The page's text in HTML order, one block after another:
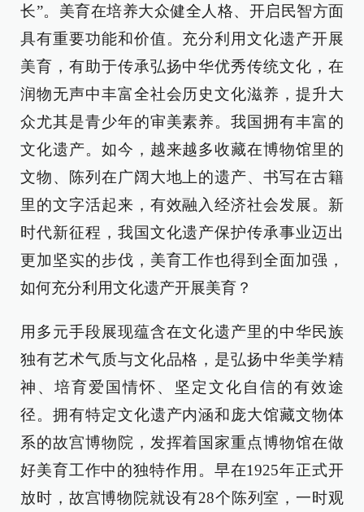
长”。美育在培养大众健全人格、开启民智方面
具有重要功能和价值。充分利用文化遗产开展
美育，有助于传承弘扬中华优秀传统文化，在
润物无声中丰富全社会历史文化滋养，提升大
众尤其是青少年的审美素养。我国拥有丰富的
文化遗产。如今，越来越多收藏在博物馆里的
文物、陈列在广阔大地上的遗产、书写在古籍
里的文字活起来，有效融入经济社会发展。新
时代新征程，我国文化遗产保护传承事业迈出
更加坚实的步伐，美育工作也得到全面加强，
如何充分利用文化遗产开展美育？
用多元手段展现蕴含在文化遗产里的中华民族
独有艺术气质与文化品格，是弘扬中华美学精
神、培育爱国情怀、坚定文化自信的有效途
径。拥有特定文化遗产内涵和庞大馆藏文物体
系的故宫博物院，发挥着国家重点博物馆在做
好美育工作中的独特作用。早在1925年正式开
放时，故宫博物院就设有28个陈列室，一时观